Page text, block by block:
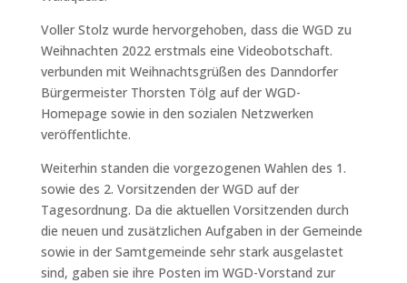
Voller Stolz wurde hervorgehoben, dass die WGD zu
Weihnachten 2022 erstmals eine Videobotschaft.
verbunden mit Weihnachtsgrüßen des Danndorfer
Bürgermeister Thorsten Tölg auf der WGD-
Homepage sowie in den sozialen Netzwerken
veröffentlichte.
Weiterhin standen die vorgezogenen Wahlen des 1.
sowie des 2. Vorsitzenden der WGD auf der
Tagesordnung. Da die aktuellen Vorsitzenden durch
die neuen und zusätzlichen Aufgaben in der Gemeinde
sowie in der Samtgemeinde sehr stark ausgelastet
sind, gaben sie ihre Posten im WGD-Vorstand zur